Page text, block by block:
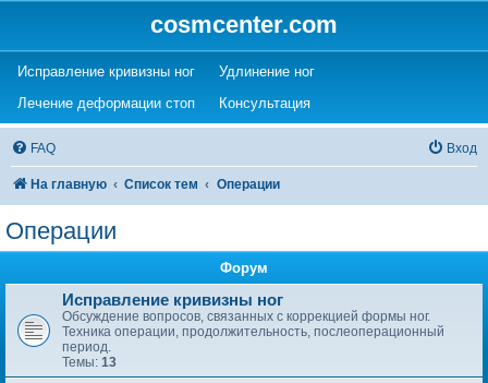
cosmcenter.com
Исправление кривизны ног(Opens a new tab)
Удлинение ног(Opens a new tab)
Лечение деформации стоп(Opens a new tab)
Консультация(Opens a new tab)
FAQ Вход
На главную Список тем Операции
Операции
Форум
Исправление кривизны ног
Обсуждение вопросов, связанных с коррекцией формы ног.
Техника операции, продолжительность, послеоперационный
период.
Темы: 13